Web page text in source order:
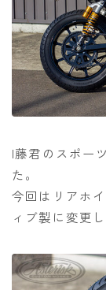
I藤君のスポー
た。
今回はリアホ
ィブ製に変更し